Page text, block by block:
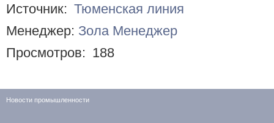
Источник: Тюменская линия
Менеджер: Зола Менеджер
Просмотров: 188
Новости промышленности